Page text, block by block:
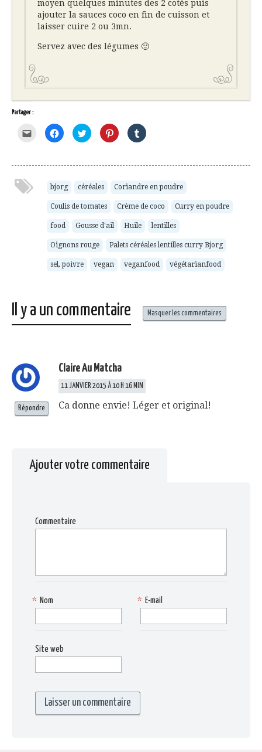
moyen quelques minutes des 2 cotés puis
ajouter la sauces coco en fin de cuisson et
laisser cuire 2 ou 3mn.
Servez avec des légumes 🙂
Partager :
Cliquez
pour
envoyer
mail
ami(ouvre
nouvelle
Cliquez
pour
partager
dans
fenêtre)
Cliquez
pour
partager
dans
fenêtre)
Cliquez
pour
partager
dans
fenêtre)
Cliquez
pour
dans
fenêtre)
bjorg céréales Coriandre en poudre
Coulis de tomates Crème de coco Curry en poudre
food Gousse d'ail Huile lentilles
Oignons rouge Palets céréales lentilles curry Bjorg
sel, poivre vegan veganfood végétarianfood
Il y a un commentaire Masquer les commentaires
Claire Au Matcha
11 JANVIER 2015 À 10 H 16 MIN
Ca donne envie! Léger et original!
Répondre
Ajouter votre commentaire
Commentaire
Nom
* E-mail
*
Site web